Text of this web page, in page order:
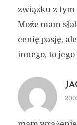
związku z tym
Może mam
cenię pasję,
innego, to jego